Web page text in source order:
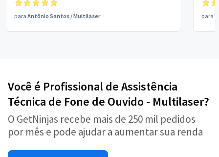
para Antônio Santos /Multilaser para
Você é Profissional de Assistência
Técnica de Fone de Ouvido - Multilaser?
O GetNinjas recebe mais de 250 mil pedidos
por mês e pode ajudar a aumentar sua renda